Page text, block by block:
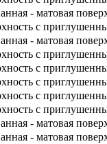
- матовая
с
- матовая
с
с
с
с
с
- матовая
- матовая